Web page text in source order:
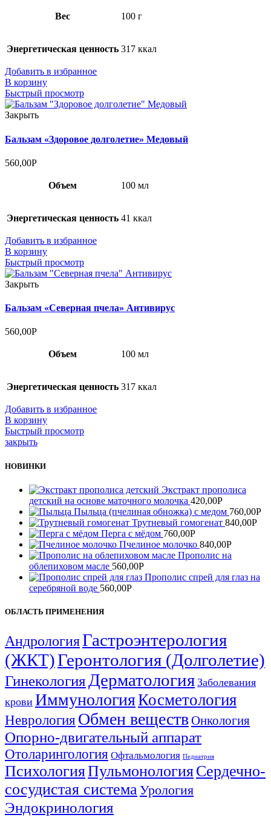
Вес 100 г
Энергетическая ценность 317 ккал
Добавить в избранное
В корзину
Быстрый просмотр
Закрыть
Бальзам «Здоровое долголетие» Медовый
560,00Р
Объем 100 мл
Энергетическая ценность 41 ккал
Добавить в избранное
В корзину
Быстрый просмотр
Закрыть
Бальзам «Северная пчела» Антивирус
560,00Р
Объем 100 мл
Энергетическая ценность 317 ккал
Добавить в избранное
В корзину
Быстрый просмотр
закрыть
НОВИНКИ
Экстракт прополиса
детский на основе маточного молочка 420,00Р
Пыльца (пчелиная обножка) с медом 760,00Р
Трутневый гомогенат 840,00Р
Перга с мёдом 760,00Р
Пчелиное молочко 840,00Р
Прополис на
облепиховом масле 560,00Р
Прополис спрей для глаз на
серебряной воде 560,00Р
ОБЛАСТЬ ПРИМЕНЕНИЯ
АндрологияГастроэнтерология
(ЖКТ)Геронтология (Долголетие)
Гинекология Дерматология Заболевания
крови ИммунологияКосметология
Неврология Обмен веществОнкология
Опорно-двигательный аппарат
Отоларингология Офтальмология Педиатрия
ПсихологияПульмонологияСердечно-
сосудистая системаУрология
Эндокринология